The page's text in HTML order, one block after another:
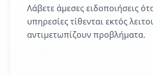
Λάβετε άμεσες ειδοποιήσεις
υπηρεσίες τίθενται εκτός
αντιμετωπίζουν προβλήματα.